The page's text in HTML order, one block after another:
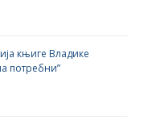
књиге Владике
потребни”